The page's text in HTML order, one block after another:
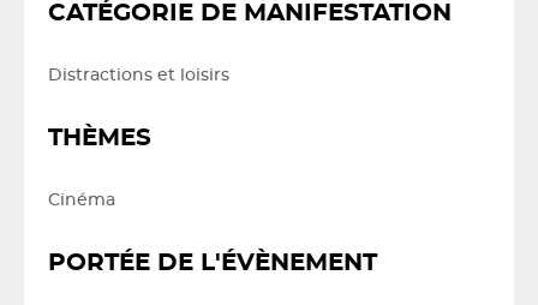
CATÉGORIE DE MANIFESTATION
Distractions et loisirs
THÈMES
Cinéma
PORTÉE DE L'ÉVÈNEMENT